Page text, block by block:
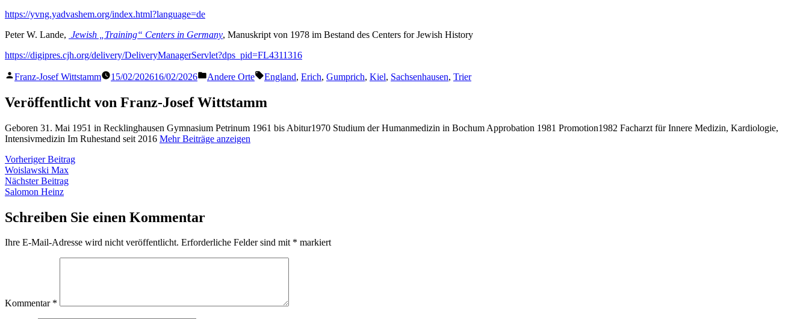
https://yvng.yadvashem.org/index.html?language=de
Peter W. Lande, Jewish „Training“ Centers in Germany, Manuskript von 1978 im Bestand des Centers for Jewish History
https://digipres.cjh.org/delivery/DeliveryManagerServlet?dps_pid=FL4311316
Veröffentlicht
Franz-Josef Wittstamm 15/02/202616/02/2026
Veröffentlicht
Andere Orte Schlagwörter:
England, Erich, Gumprich, Kiel, Sachsenhausen, Trier
Veröffentlicht von Franz-Josef Wittstamm
Geboren 31. Mai 1951 in Recklinghausen Gymnasium Petrinum 1961 bis Abitur1970 Studium der Humanmedizin in Bochum Approbation 1981 Promotion1982 Facharzt für Innere Medizin, Kardiologie,
Intensivmedizin Im Ruhestand seit 2016 Mehr Beiträge anzeigen
Beitragsnavigation
Vorheriger BeitragVorheriger
Woislawski Max
Nächster BeitragNächster
Salomon Heinz
Schreiben Sie einen Kommentar
Ihre E-Mail-Adresse wird nicht veröffentlicht. Erforderliche Felder sind mit * markiert
Kommentar *